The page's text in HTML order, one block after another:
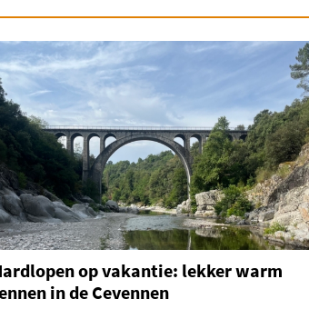
op vakantie: lekker warm
in de Cevennen